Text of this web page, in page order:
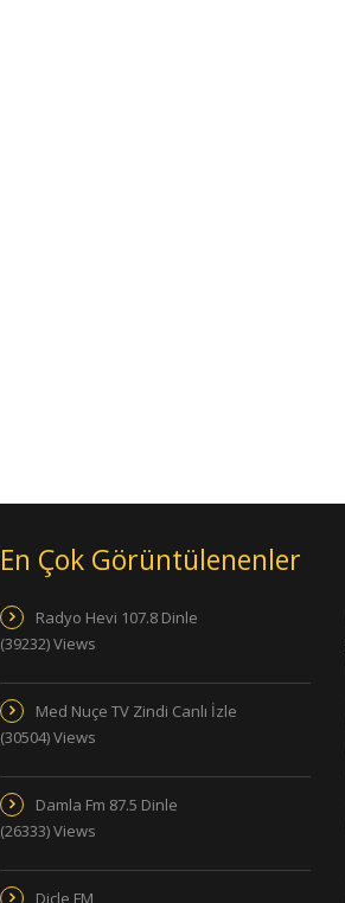
En Çok Görüntülenenler
Radyo Hevi 107.8 Dinle
(39232) Views
Med Nuçe TV Zindi Canlı İzle
(30504) Views
Damla Fm 87.5 Dinle
(26333) Views